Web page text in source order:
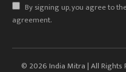
By signing up, you agree to
agreement.
© 2026 India Mitra | All Rights